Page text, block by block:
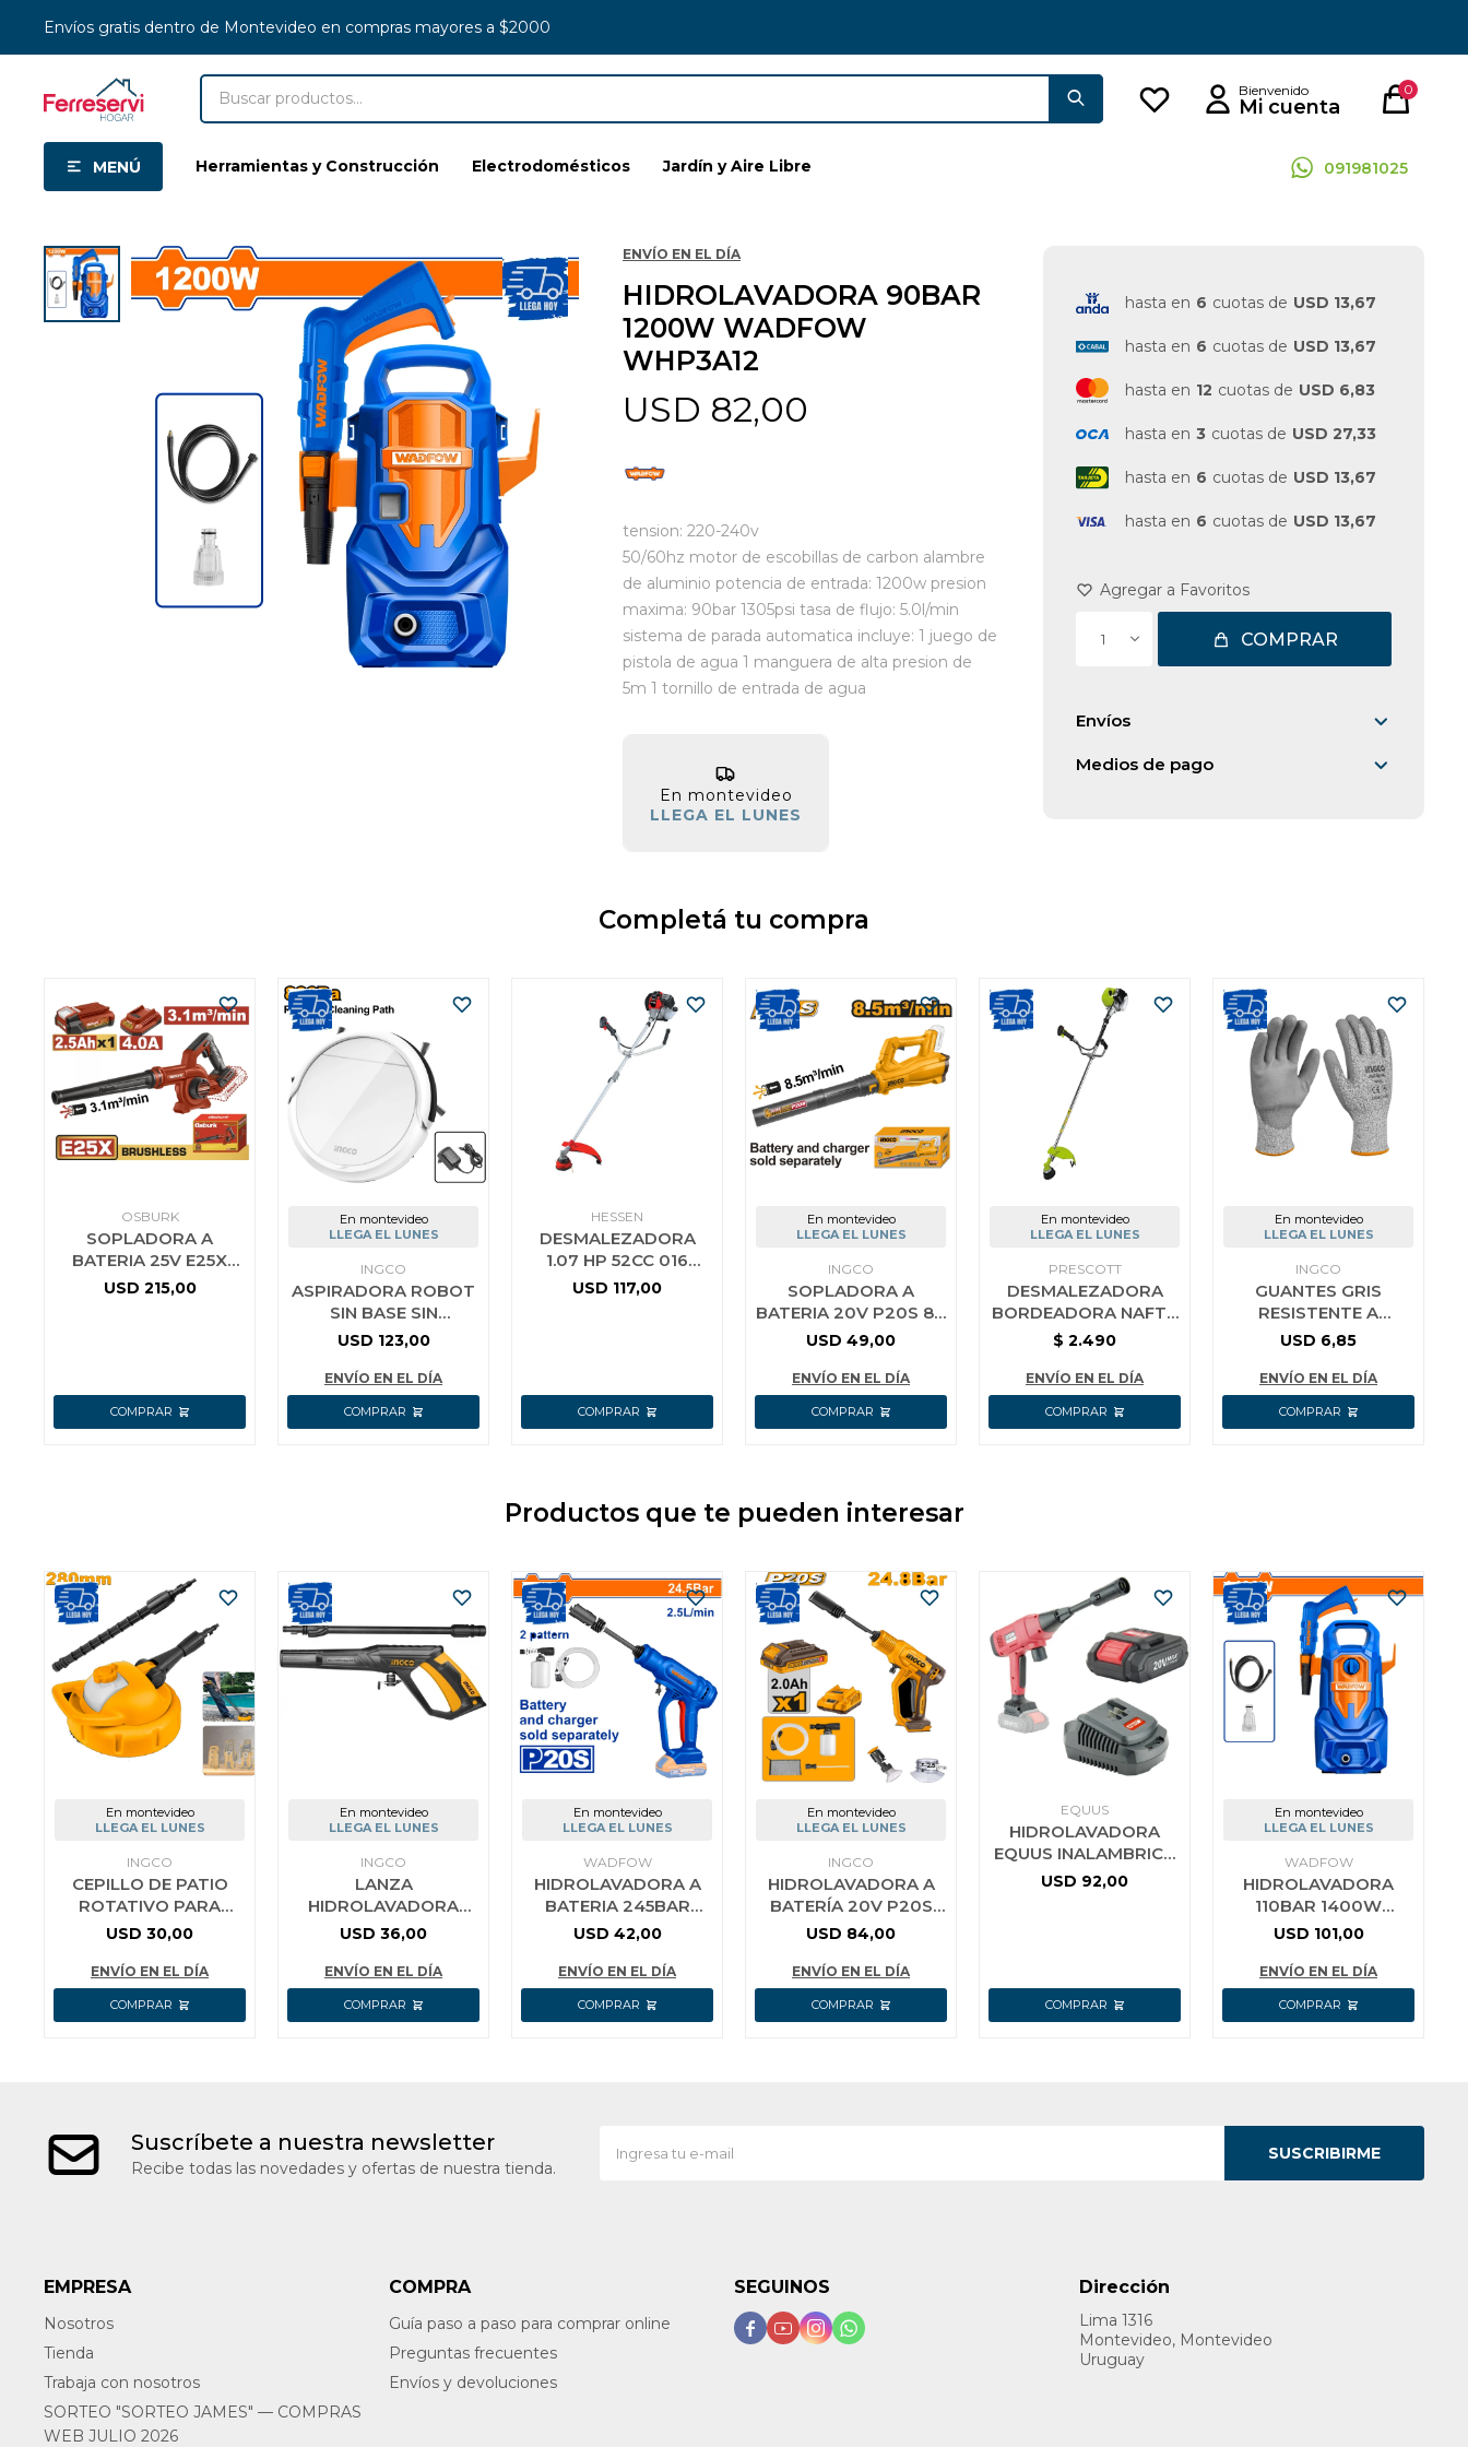
MENÚ Herramientas y Construcción Electrodomésticos Jardín y Aire Libre 091981025
0
Envíos gratis dentro de Montevideo en compras mayores a $2000
ENVÍO EN EL DÍA
HIDROLAVADORA 90BAR
1200W WADFOW
WHP3A12
USD 82,00
tension: 220-240v
50/60hz motor de escobillas de carbon alambre
de aluminio potencia de entrada: 1200w presion
maxima: 90bar 1305psi tasa de flujo: 5.0l/min
sistema de parada automatica incluye: 1 juego de
pistola de agua 1 manguera de alta presion de
5m 1 tornillo de entrada de agua
En montevideo
LLEGA EL LUNES
hasta en 6 cuotas de USD 13,67
hasta en 6 cuotas de USD 13,67
hasta en 12 cuotas de USD 6,83
hasta en 3 cuotas de USD 27,33
hasta en 6 cuotas de USD 13,67
hasta en 6 cuotas de USD 13,67
1 COMPRAR
Envíos
Medios de pago
Completá tu compra
OSBURK
SOPLADORA A
BATERIA 25V E25X
3.1M3/MIN + BAT
USD 215,00
En montevideo
LLEGA EL LUNES
INGCO
ASPIRADORA ROBOT
SIN BASE SIN
RECORRIDO
USD 123,00
ENVÍO EN EL DÍA
HESSEN
DESMALEZADORA
1.07 HP 52CC 016
3060 HESSEN PRO
USD 117,00
En montevideo
LLEGA EL LUNES
INGCO
SOPLADORA A
BATERIA 20V P20S 8.5
M3/MIN SIN BAT SIN
CABLI20323
USD 49,00
ENVÍO EN EL DÍA
En montevideo
LLEGA EL LUNES
PRESCOTT
DESMALEZADORA
BORDEADORA NAFTA
52CC PRESCOTT
$ 2.490
ENVÍO EN EL DÍA
En montevideo
LLEGA EL LUNES
INGCO
GUANTES GRIS
RESISTENTE A
CORTES HGCG01-XL
USD 6,85
ENVÍO EN EL DÍA
Productos que te pueden interesar
En montevideo
LLEGA EL LUNES
INGCO
CEPILLO DE PATIO
ROTATIVO PARA
HIDROLAVADORA
USD 30,00
ENVÍO EN EL DÍA
En montevideo
LLEGA EL LUNES
INGCO
LANZA
HIDROLAVADORA
AMSG028 CONECTOR
USD 36,00
ENVÍO EN EL DÍA
En montevideo
LLEGA EL LUNES
WADFOW
HIDROLAVADORA A
BATERIA 245BAR
25LT/MIN 20V P20S
WADFOW
USD 42,00
ENVÍO EN EL DÍA
En montevideo
LLEGA EL LUNES
INGCO
HIDROLAVADORA A
BATERÍA 20V P20S
24.8BAR C/BATERÍA
ACCESORIOS INGCO
USD 84,00
ENVÍO EN EL DÍA
EQUUS
HIDROLAVADORA
EQUUS INALAMBRICA
CON CARGADOR 20V
USD 92,00
En montevideo
LLEGA EL LUNES
WADFOW
HIDROLAVADORA
110BAR 1400W
WADFOW WHP3A14
USD 101,00
ENVÍO EN EL DÍA
Suscríbete a nuestra newsletter
Recibe todas las novedades y ofertas de nuestra tienda.
SUSCRIBIRME
EMPRESA
Nosotros
Tienda
Trabaja con nosotros
SORTEO "SORTEO JAMES" — COMPRAS
WEB JULIO 2026
COMPRA
Guía paso a paso para comprar online
Preguntas frecuentes
Envíos y devoluciones
Dirección
Lima 1316
Montevideo, Montevideo
Uruguay
SEGUINOS
   